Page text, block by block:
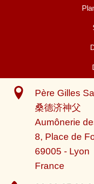
Père Gilles
桑德济神父
Aumônerie
8, Place de
69005 - Lyon
France